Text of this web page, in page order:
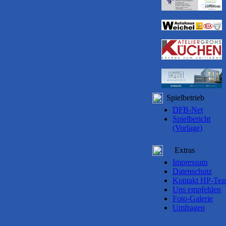
Spielbetrieb
DFB-Net
Spielbericht
(Vorlage)
Extras
Impressum
Datenschutz
Kontakt HP-
Uns empfehlen
Foto-Galerie
Umfragen